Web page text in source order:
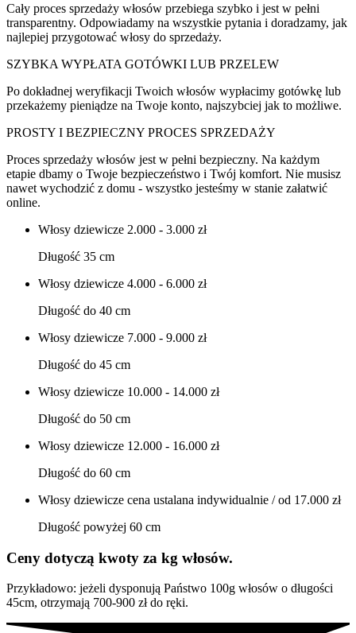
Cały proces sprzedaży włosów przebiega szybko i jest w pełni
transparentny. Odpowiadamy na wszystkie pytania i doradzamy, jak
najlepiej przygotować włosy do sprzedaży.
SZYBKA WYPŁATA GOTÓWKI LUB PRZELEW
Po dokładnej weryfikacji Twoich włosów wypłacimy gotówkę lub
przekażemy pieniądze na Twoje konto, najszybciej jak to możliwe.
PROSTY I BEZPIECZNY PROCES SPRZEDAŻY
Proces sprzedaży włosów jest w pełni bezpieczny. Na każdym
etapie dbamy o Twoje bezpieczeństwo i Twój komfort. Nie musisz
nawet wychodzić z domu - wszystko jesteśmy w stanie załatwić
online.
Włosy dziewicze 2.000 - 3.000 zł
Długość 35 cm
Włosy dziewicze 4.000 - 6.000 zł
Długość do 40 cm
Włosy dziewicze 7.000 - 9.000 zł
Długość do 45 cm
Włosy dziewicze 10.000 - 14.000 zł
Długość do 50 cm
Włosy dziewicze 12.000 - 16.000 zł
Długość do 60 cm
Włosy dziewicze cena ustalana indywidualnie / od 17.000 zł
Długość powyżej 60 cm
Ceny dotyczą kwoty za kg włosów.
Przykładowo: jeżeli dysponują Państwo 100g włosów o długości
45cm, otrzymają 700-900 zł do ręki.